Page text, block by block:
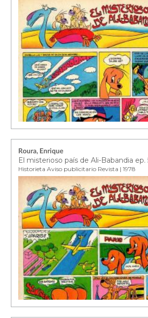
Roura, Enrique
El misterioso país de Ali-Babandia ep.
Historieta Aviso publicitario Revista | 1978